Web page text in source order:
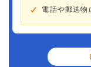
電話や郵送物